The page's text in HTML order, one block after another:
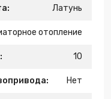
Латунь
отопление
10
Нет